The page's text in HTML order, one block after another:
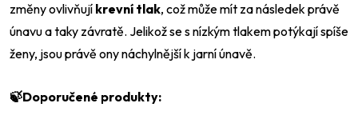
změny ovlivňují krevní tlak, což může mít za následek právě
únavu a taky závratě. Jelikož se s nízkým tlakem potýkají spíše
ženy, jsou právě ony náchylnější k jarní únavě.
🍃Doporučené produkty: